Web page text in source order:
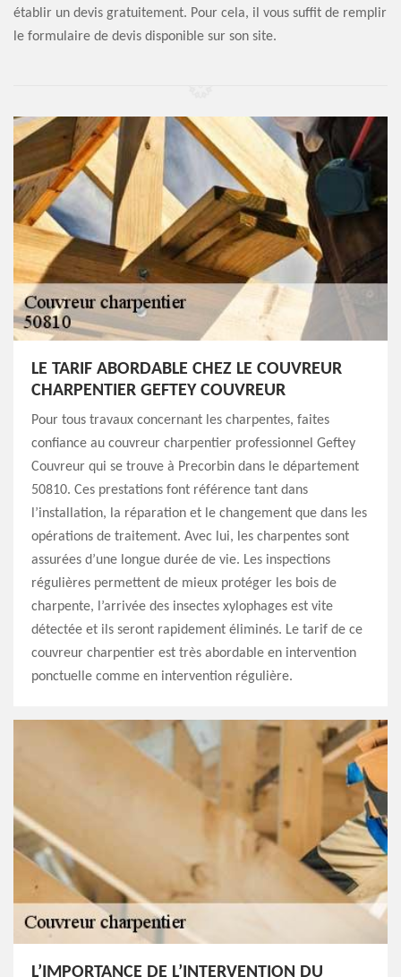
établir un devis gratuitement. Pour cela, il vous suffit de remplir
le formulaire de devis disponible sur son site.
LE TARIF ABORDABLE CHEZ LE COUVREUR
CHARPENTIER GEFTEY COUVREUR
Pour tous travaux concernant les charpentes, faites
confiance au couvreur charpentier professionnel Geftey
Couvreur qui se trouve à Precorbin dans le département
50810. Ces prestations font référence tant dans
l’installation, la réparation et le changement que dans les
opérations de traitement. Avec lui, les charpentes sont
assurées d’une longue durée de vie. Les inspections
régulières permettent de mieux protéger les bois de
charpente, l’arrivée des insectes xylophages est vite
détectée et ils seront rapidement éliminés. Le tarif de ce
couvreur charpentier est très abordable en intervention
ponctuelle comme en intervention régulière.
L’IMPORTANCE DE L’INTERVENTION DU